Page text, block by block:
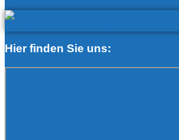
Hier finden Sie uns: